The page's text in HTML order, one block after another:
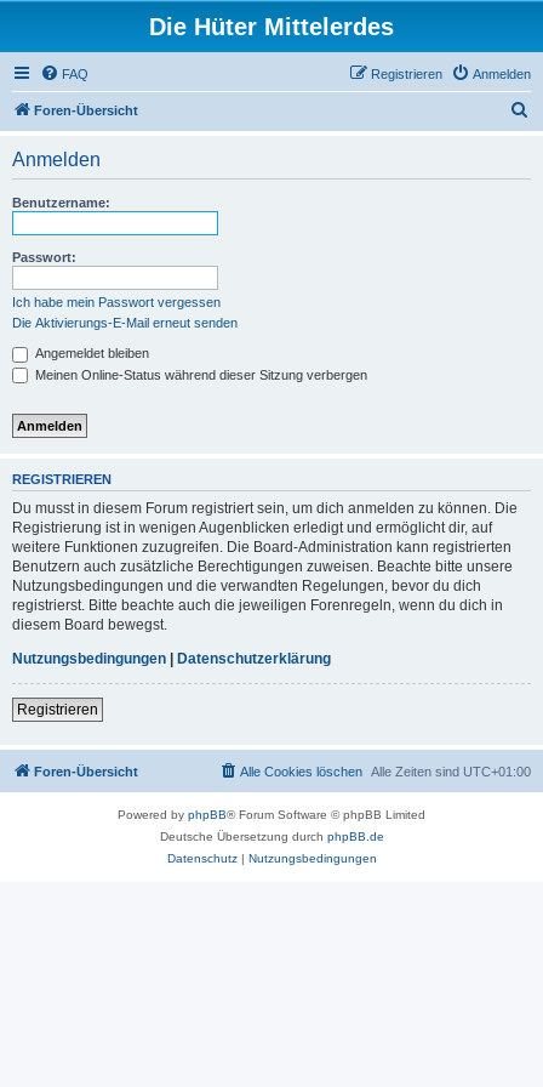
Die Hüter Mittelerdes
FAQ Anmelden
Registrieren
Foren-Übersicht
Anmelden
Benutzername:
Passwort:
Ich habe mein Passwort vergessen
Die Aktivierungs-E-Mail erneut senden
Angemeldet bleiben
Meinen Online-Status während dieser Sitzung verbergen
REGISTRIEREN
Du musst in diesem Forum registriert sein, um dich anmelden zu können. Die
Registrierung ist in wenigen Augenblicken erledigt und ermöglicht dir, auf
weitere Funktionen zuzugreifen. Die Board-Administration kann registrierten
Benutzern auch zusätzliche Berechtigungen zuweisen. Beachte bitte unsere
Nutzungsbedingungen und die verwandten Regelungen, bevor du dich
registrierst. Bitte beachte auch die jeweiligen Forenregeln, wenn du dich in
diesem Board bewegst.
Nutzungsbedingungen | Datenschutzerklärung
Registrieren
Foren-Übersicht Alle Zeiten sind UTC+01:00
Alle Cookies löschen
Powered by phpBB® Forum Software © phpBB Limited
Deutsche Übersetzung durch phpBB.de
Datenschutz| Nutzungsbedingungen